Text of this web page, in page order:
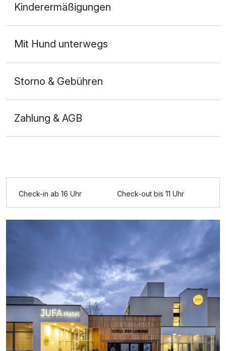
2 Erwachsene
Ausstattung
Für 3 Tage p.P. ab146,00 €
Doppelzimmer Basis
1 Erwachsenen und 1 Kind
Kinderermäßigungen
Mit Hund unterwegs
Storno & Gebühren
Zahlung & AGB
Check-in ab 16 Uhr Check-out bis 11 Uhr